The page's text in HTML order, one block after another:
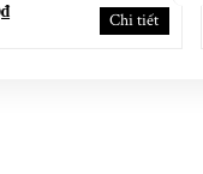
Chi tiết